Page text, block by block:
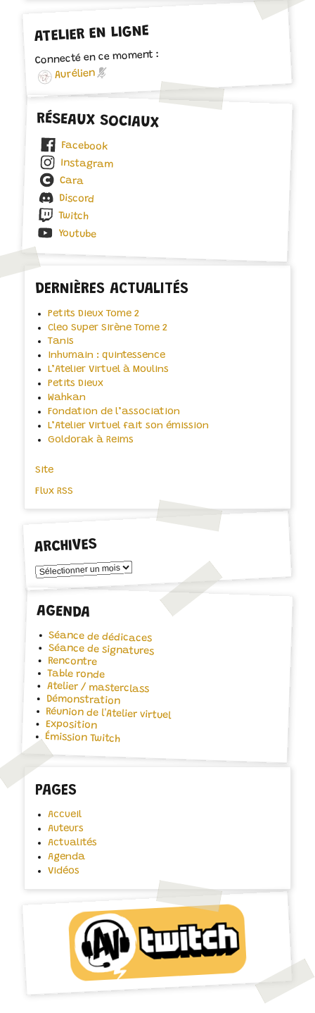
ATELIER EN LIGNE
Connecté en ce moment :
Aurélien
RÉSEAUX SOCIAUX
Facebook
Instagram
Cara
Discord
Twitch
Youtube
DERNIÈRES ACTUALITÉS
Petits Dieux Tome 2
Cleo Super Sirène Tome 2
Tanis
Inhumain : quintessence
L’Atelier Virtuel à Moulins
Petits Dieux
Wahkan
Fondation de l’association
L’Atelier Virtuel fait son émission
Goldorak à Reims
Site
Flux RSS
ARCHIVES
Archives
AGENDA
Séance de dédicaces
Séance de signatures
Rencontre
Table ronde
Atelier / masterclass
Démonstration
Réunion de l'Atelier virtuel
Exposition
Émission Twitch
PAGES
Accueil
Auteurs
Actualités
Agenda
Vidéos